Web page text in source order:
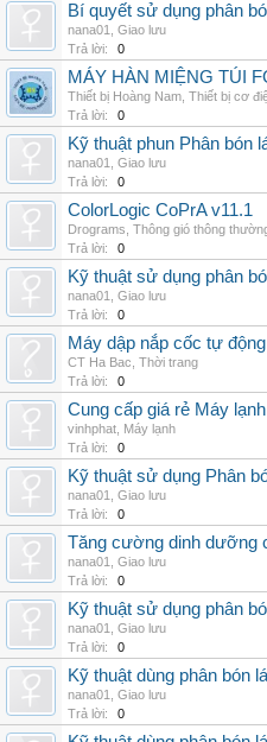
Bí quyết sử dụng phân
nana01
Giao lưu
Trả lời:
0
MÁY HÀN MIỆNG TÚI
Thiết bị Hoàng Nam Thiết bị cơ
Trả lời:
0
Kỹ thuật phun Phân bón
nana01
Giao lưu
Trả lời:
0
ColorLogic CoPrA v11.1
Drograms Thông gió thông
Trả lời:
0
Kỹ thuật sử dụng phân
nana01
Giao lưu
Trả lời:
0
Máy dập nắp cốc tự
CT Ha Bac Thời trang
Trả lời:
0
Cung cấp giá rẻ Máy
vinhphat Máy lạnh
Trả lời:
0
Kỹ thuật sử dụng Phân
nana01
Giao lưu
Trả lời:
0
Tăng cường dinh dưỡng
nana01
Giao lưu
Trả lời:
0
Kỹ thuật sử dụng phân
nana01
Giao lưu
Trả lời:
0
Kỹ thuật dùng phân bón
nana01
Giao lưu
Trả lời:
0